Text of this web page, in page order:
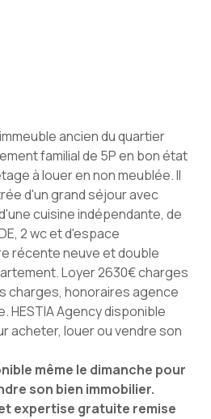
immeuble ancien du quartier
familial de 5P en bon état
à louer en non meublée. Il
d'un grand séjour avec
cuisine indépendante, de
2 wc et d'espace
récente neuve et double
Loyer 2630€ charges
charges, honoraires agence
HESTIA Agency disponible
acheter, louer ou vendre son
même le dimanche pour
son bien immobilier.
expertise gratuite remise